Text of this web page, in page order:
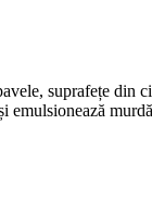
suprafețe din